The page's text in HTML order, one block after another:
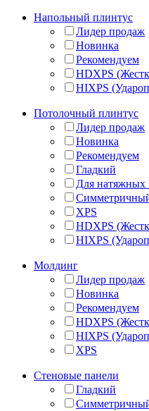
Напольный плинтус
Лидер продаж
Новинка
Рекомендуем
HDXPS
HIXPS
Потолочный плинтус
Лидер продаж
Новинка
Рекомендуем
Гладкий
Для натяжных
XPS
HDXPS
HIXPS
Молдинг
Лидер продаж
Новинка
Рекомендуем
HDXPS
HIXPS
XPS
Стеновые панели
Гладкий